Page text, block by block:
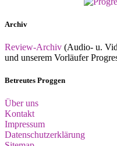
Archiv
Review-Archiv (Audio- u.
und unserem Vorläufer
Betreutes Proggen
Über uns
Kontakt
Impressum
Datenschutzerklärung